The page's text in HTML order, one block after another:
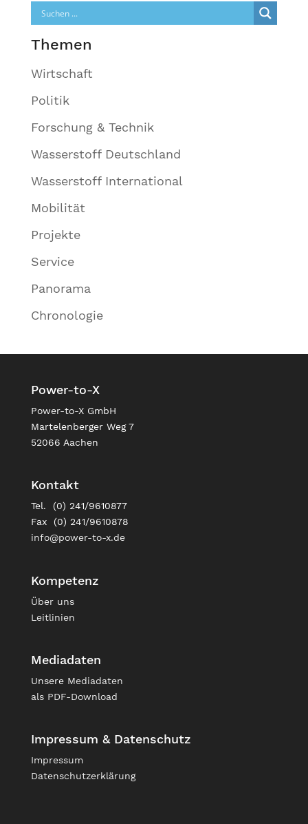
Themen
Wirtschaft
Politik
Forschung & Technik
Wasserstoff Deutschland
Wasserstoff International
Mobilität
Projekte
Service
Panorama
Chronologie
Power-to-X
Power-to-X GmbH
Martelenberger Weg 7
52066 Aachen
Kontakt
Tel. (0) 241/9610877
Fax (0) 241/9610878
info@power-to-x.de
Kompetenz
Über uns
Leitlinien
Mediadaten
Unsere Mediadaten
als PDF-Download
Impressum & Datenschutz
Impressum
Datenschutzerklärung